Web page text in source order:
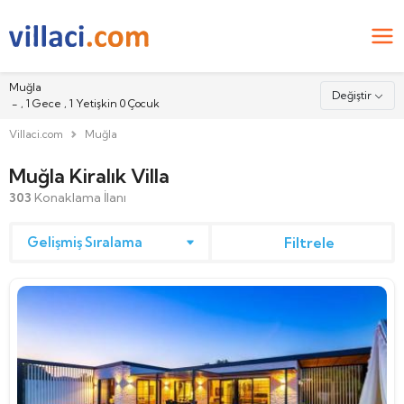
Muğla
- , 1 Gece , 1 Yetişkin 0 Çocuk
Değiştir
Misafirler
2Yetişkin0Çocuk
Villaci.com Muğla
Muğla Kiralık Villa
303 Konaklama İlanı
Filtrele